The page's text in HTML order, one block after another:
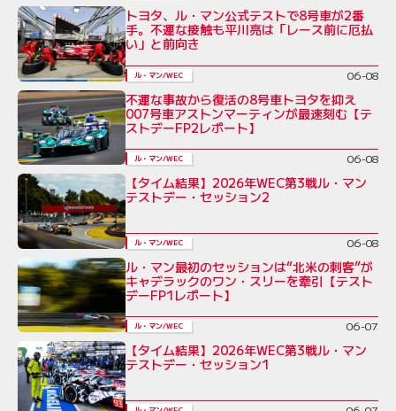
トヨタ、ル・マン公式テストで8号車が2番
手。不運な接触も平川亮は「レース前に厄払
い」と前向き
ル・マン/WEC 06-08
不運な事故から復活の8号車トヨタを抑え
007号車アストンマーティンが最速刻む【テ
ストデーFP2レポート】
ル・マン/WEC 06-08
【タイム結果】2026年WEC第3戦ル・マン
テストデー・セッション2
ル・マン/WEC 06-08
ル・マン最初のセッションは“北米の刺客”が
キャデラックのワン・スリーを牽引【テスト
デーFP1レポート】
ル・マン/WEC 06-07
【タイム結果】2026年WEC第3戦ル・マン
テストデー・セッション1